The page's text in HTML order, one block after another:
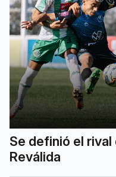
Se definió el
Reválida